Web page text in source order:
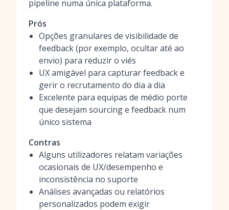
pipeline numa única plataforma.
Prós
Opções granulares de visibilidade de
feedback (por exemplo, ocultar até ao
envio) para reduzir o viés
UX amigável para capturar feedback e
gerir o recrutamento do dia a dia
Excelente para equipas de médio porte
que desejam sourcing e feedback num
único sistema
Contras
Alguns utilizadores relatam variações
ocasionais de UX/desempenho e
inconsistência no suporte
Análises avançadas ou relatórios
personalizados podem exigir